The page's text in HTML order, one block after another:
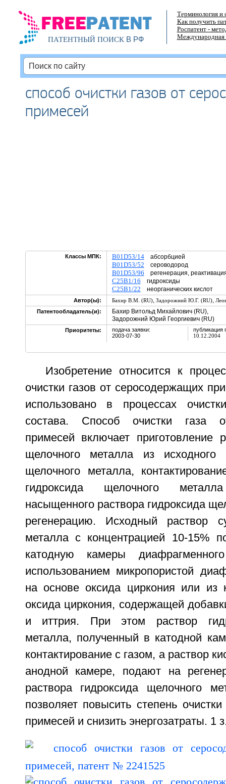
ПАТЕНТНЫЙ ПОИСКВ РФ
Терминология и
Как получить
Роспатент -
Международная
способ очистки газов от
примесей
Классы МПК: B01D53/14абсорбцией
B01D53/52 сероводород
B01D53/96 регенерация,
C25B1/16 гидроксиды
C25B1/22 неорганических кислот
Автор(ы): Бахир В.М. (RU), Задорожний Ю.Г. (RU),
Патентообладатель(и):
Бахир Витольд Михайлович (RU),
Задорожний Юрий Георгиевич (RU)
Приоритеты:
подача заявки:
2003-07-30
публикация
10.12.2004
Изобретение относится к
очистки газов от серосодержащих
использовано в процессах
состава. Способ очистки газа
примесей включает приготовление
щелочного металла из исходного
щелочного металла,
гидроксида щелочного
насыщенного раствора гидроксида
регенерацию. Исходный раствор
металла с концентрацией 10-15%
катодную камеры
использованием микропористой
на основе оксида циркония или из
оксида циркония, содержащей
и иттрия. При этом раствор
металла, полученный в катодной
контактирование с газом, а раствор
анодной камере, подают на
раствора гидроксида щелочного
позволяет повысить степень
примесей и снизить энергозатраты. 1